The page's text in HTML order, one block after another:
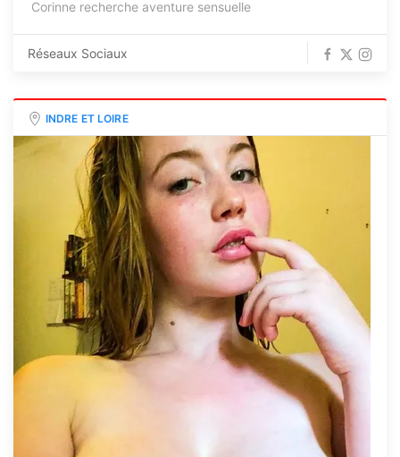
Corinne recherche aventure sensuelle
Réseaux Sociaux
INDRE ET LOIRE